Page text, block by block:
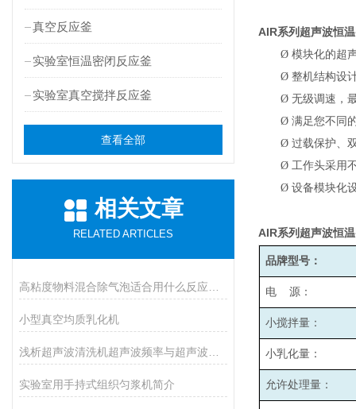
真空反应釜
实验室恒温密闭反应釜
实验室真空搅拌反应釜
查看全部
相关文章
RELATED ARTICLES
小型真空均质乳化机
实验室用手持式组织匀浆机简介
AIR系列超声波恒
Ø 模块化的超
Ø 整机结构设
Ø 无级调速，
Ø 满足您不同
Ø 过载保护、
Ø 工作头采用
Ø 设备模块化
AIR系列超声波恒
品牌型号：
电 源：
小搅拌量：
小乳化量：
允许处理量：